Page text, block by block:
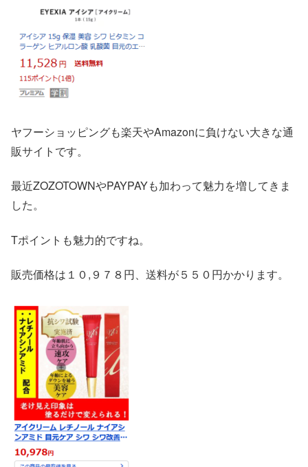
ヤフーショッピングも楽天やAmazonに負けない大きな通
販サイトです。
最近ZOZOTOWNやPAYPAYも加わって魅力を増してきま
した。
Tポイントも魅力的ですね。
販売価格は１０,９７８円、送料が５５０円かかります。